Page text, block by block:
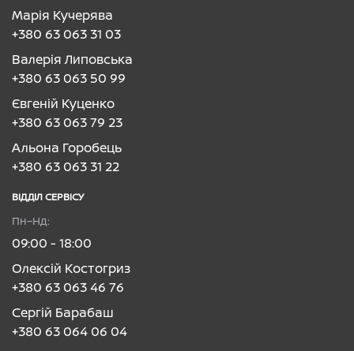
Марія Кучерява
+380 63 063 31 03
Валерія Липовська
+380 63 063 50 99
Євгеній Куценко
+380 63 063 79 23
Альона Горобець
+380 63 063 31 22
ВІДДІЛ CЕРВІСУ
Пн–Нд:
09:00 - 18:00
Олексій Костогриз
+380 63 063 46 76
Сергій Барабаш
+380 63 064 06 04